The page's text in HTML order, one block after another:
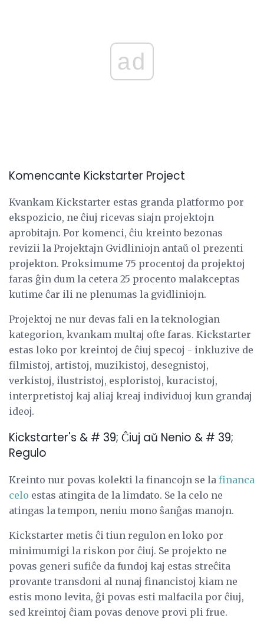
ad
Komencante Kickstarter Project
Kvankam Kickstarter estas granda platformo por
ekspozicio, ne ĉiuj ricevas siajn projektojn
aprobitajn. Por komenci, ĉiu kreinto bezonas
revizii la Projektajn Gvidliniojn antaŭ ol prezenti
projekton. Proksimume 75 procentoj da projektoj
faras ĝin dum la cetera 25 procento malakceptas
kutime ĉar ili ne plenumas la gvidliniojn.
Projektoj ne nur devas fali en la teknologian
kategorion, kvankam multaj ofte faras. Kickstarter
estas loko por kreintoj de ĉiuj specoj - inkluzive de
filmistoj, artistoj, muzikistoj, desegnistoj,
verkistoj, ilustristoj, esploristoj, kuracistoj,
interpretistoj kaj aliaj kreaj individuoj kun grandaj
ideoj.
Kickstarter's & # 39; Ĉiuj aŭ Nenio & # 39;
Regulo
Kreinto nur povas kolekti la financojn se la financa
celo estas atingita de la limdato. Se la celo ne
atingas la tempon, neniu mono ŝanĝas manojn.
Kickstarter metis ĉi tiun regulon en loko por
minimumigi la riskon por ĉiuj. Se projekto ne
povas generi sufiĉe da fundoj kaj estas streĉita
provante transdoni al nunaj financistoj kiam ne
estis mono levita, ĝi povas esti malfacila por ĉiuj,
sed kreintoj ĉiam povas denove provi pli frue.